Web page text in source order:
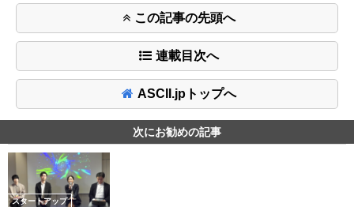
この記事の先頭へ
連載目次へ
ASCII.jpトップへ
次にお勧めの記事
スタートアップ